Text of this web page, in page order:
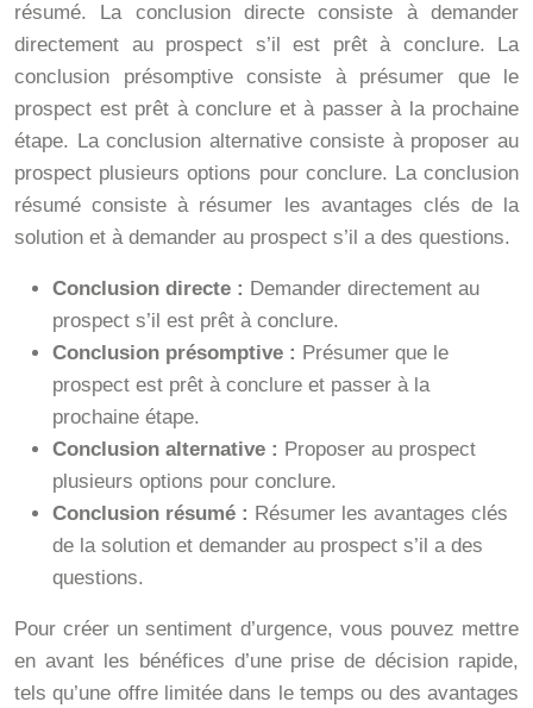
résumé. La conclusion directe consiste à demander
directement au prospect s’il est prêt à conclure. La
conclusion présomptive consiste à présumer que le
prospect est prêt à conclure et à passer à la prochaine
étape. La conclusion alternative consiste à proposer au
prospect plusieurs options pour conclure. La conclusion
résumé consiste à résumer les avantages clés de la
solution et à demander au prospect s’il a des questions.
Conclusion directe : Demander directement au
prospect s’il est prêt à conclure.
Conclusion présomptive : Présumer que le
prospect est prêt à conclure et passer à la
prochaine étape.
Conclusion alternative : Proposer au prospect
plusieurs options pour conclure.
Conclusion résumé : Résumer les avantages clés
de la solution et demander au prospect s’il a des
questions.
Pour créer un sentiment d’urgence, vous pouvez mettre
en avant les bénéfices d’une prise de décision rapide,
tels qu’une offre limitée dans le temps ou des avantages